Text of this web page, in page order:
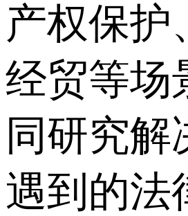
产权保护
经贸等场
同研究解
遇到的法